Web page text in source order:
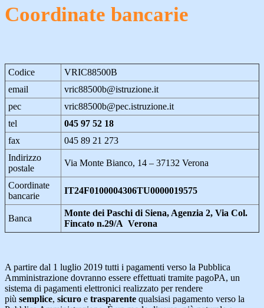
Coordinate bancarie
Codice
VRIC88500B
email
vric88500b@istruzione.it
pec
vric88500b@pec.istruzione.it
tel
045 97 52 18
fax
045 89 21 273
Indirizzo
postale
Via Monte Bianco, 14 – 37132 Verona
Coordinate
bancarie
IT24F0100004306TU0000019575
Banca
Monte dei Paschi di Siena, Agenzia 2, Via Col.
Fincato n.29/A Verona
A partire dal 1 luglio 2019 tutti i pagamenti verso la Pubblica
Amministrazione dovranno essere effettuati tramite pagoPA, un
sistema di pagamenti elettronici realizzato per rendere
più semplice, sicuro e trasparente qualsiasi pagamento verso la